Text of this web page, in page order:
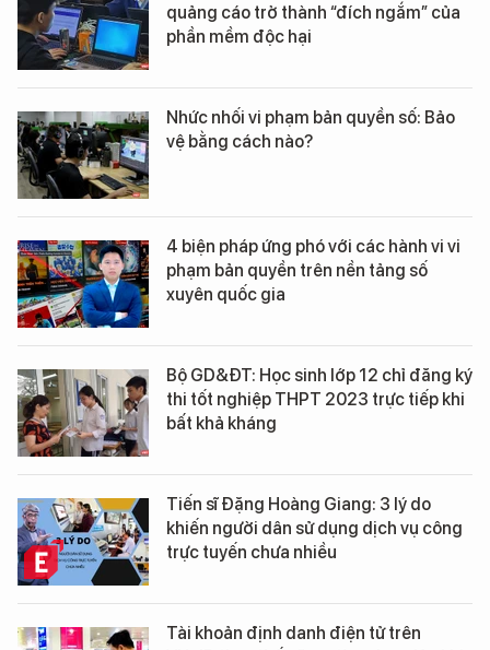
quảng cáo trở thành “đích ngắm” của
phần mềm độc hại
Nhức nhối vi phạm bản quyền số: Bảo
vệ bằng cách nào?
4 biện pháp ứng phó với các hành vi vi
phạm bản quyền trên nền tảng số
xuyên quốc gia
Bộ GD&ĐT: Học sinh lớp 12 chỉ đăng ký
thi tốt nghiệp THPT 2023 trực tiếp khi
bất khả kháng
Tiến sĩ Đặng Hoàng Giang: 3 lý do
khiến người dân sử dụng dịch vụ công
trực tuyến chưa nhiều
Tài khoản định danh điện tử trên